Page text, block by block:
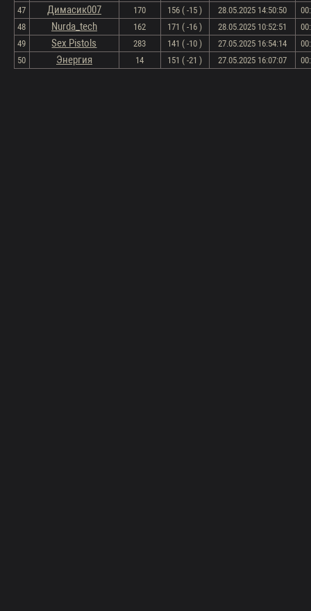
47
Димасик007 170 156 ( -15 ) 28.05.2025 14:50:50
48
Nurda_tech 162 171 ( -16 ) 28.05.2025 10:52:51
49
Sex Pistols 283 141 ( -10 ) 27.05.2025 16:54:14
50
Энергия 14 151 ( -21 ) 27.05.2025 16:07:07